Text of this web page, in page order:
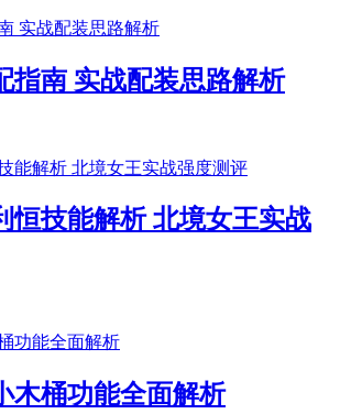
指南 实战配装思路解析
恒技能解析 北境女王实战
木桶功能全面解析